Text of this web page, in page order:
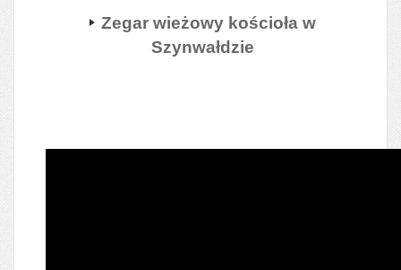
Zegar wieżowy kościoła w
Szynwałdzie